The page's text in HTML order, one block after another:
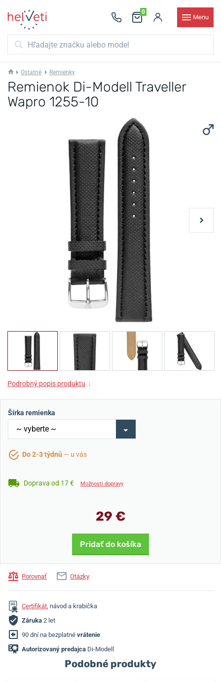
0
Menu
Ostatné Remienky
Remienok Di-Modell Traveller
Wapro 1255-10
Podrobný popis produktu ↓
Šírka remienka
Do 2-3 týdnů — u vás
Doprava od 17 € Možnosti dopravy
29 €
Pridať do košíka
Porovnať Otázky
Certifikát, návod a krabička
Záruka 2 let
90 dní na bezplatné vrátenie
Autorizovaný predajca Di-Modell
Podobné produkty